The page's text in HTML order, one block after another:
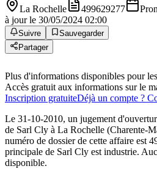
La Rochelle 499629277
à jour le 30/05/2024 02:00
Suivre
Sauvegarder
Partager
Plus d'informations disponibles pour
Accès gratuit aux informations sur le
Inscription gratuiteDéjà un compte ?
Le 31-10-2010, un jugement
de Sarl Cly à La Rochelle (Charente-
numéro de dossier de cette affaire est
principale de Sarl Cly est industrie.
disponible.